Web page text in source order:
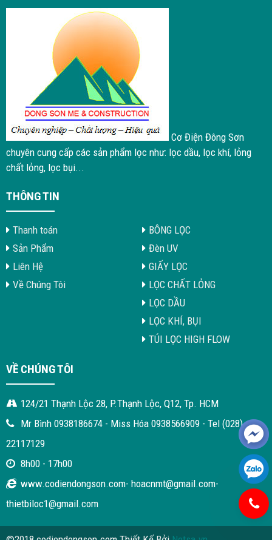
Cơ Điện Đông Sơn
chuyên cung cấp các sản phẩm lọc như: lọc dầu, lọc khí, lỏng
chất lỏng, lọc bụi...
THÔNG TIN
Thanh toán
Sản Phẩm
Liên Hệ
Về Chúng Tôi
BÔNG LỌC
Đèn UV
GIẤY LỌC
LỌC CHẤT LỎNG
LỌC DẦU
LỌC KHÍ, BỤI
TÚI LỌC HIGH FLOW
VỀ CHÚNG TÔI
124/21 Thạnh Lộc 28, P.Thạnh Lộc, Q12, Tp. HCM
Mr Bình 0938186674 - Miss Hóa 0938566909 - Tel (028)
22117129
8h00 - 17h00
www.codiendongson.com- hoacnmt@gmail.com-
thietbiloc1@gmail.com